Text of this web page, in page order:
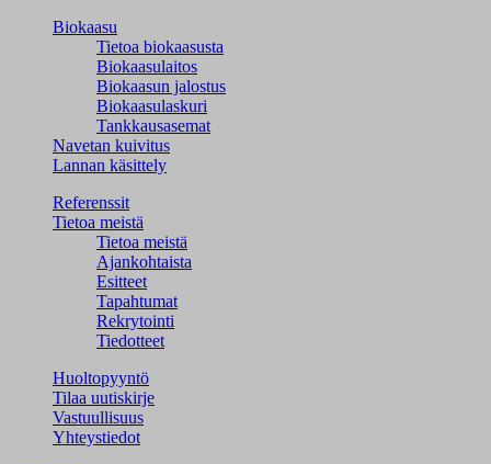
Biokaasu
Tietoa biokaasusta
Biokaasulaitos
Biokaasun jalostus
Biokaasulaskuri
Tankkausasemat
Navetan kuivitus
Lannan käsittely
Referenssit
Tietoa meistä
Tietoa meistä
Ajankohtaista
Esitteet
Tapahtumat
Rekrytointi
Tiedotteet
Huoltopyyntö
Tilaa uutiskirje
Vastuullisuus
Yhteystiedot